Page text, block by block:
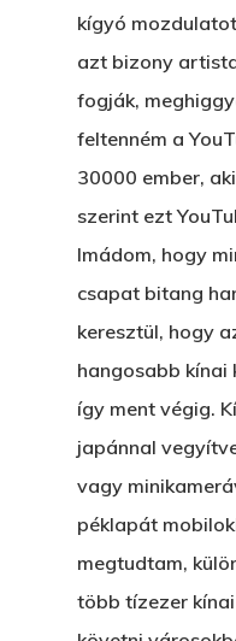
kígyó
azt bizony
fogják,
feltenném a
30000 ember,
szerint ezt
Imádom, hogy
csapat bitang
keresztül, hogy
hangosabb kínai
így ment végig.
japánnal
vagy
péklapát
megtudtam,
több tízezer